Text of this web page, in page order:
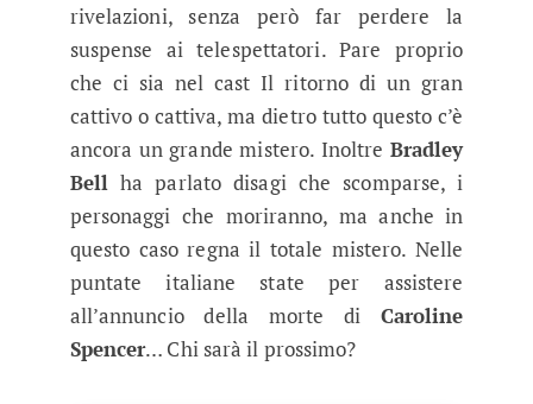
rivelazioni, senza però far perdere la
suspense ai telespettatori. Pare proprio
che ci sia nel cast Il ritorno di un gran
cattivo o cattiva, ma dietro tutto questo c’è
ancora un grande mistero. Inoltre Bradley
Bellha parlato disagi che scomparse, i
personaggi che moriranno, ma anche in
questo caso regna il totale mistero. Nelle
puntate italiane state per assistere
all’annuncio della morte di Caroline
Spencer… Chi sarà il prossimo?